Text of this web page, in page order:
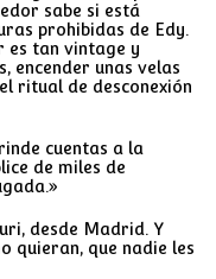
sabe si está
prohibidas de Edy.
es tan vintage y
encender unas velas
ritual de desconexión
cuentas a la
de miles de
desde Madrid. Y
quieran, que nadie les